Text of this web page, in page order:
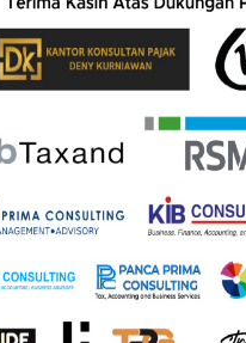
parlemen yang
dalam revisi kode
persetujuan
di dunia, nyatanya
sekitar Rp 4,919
obligasi
untuk pertama kalinya